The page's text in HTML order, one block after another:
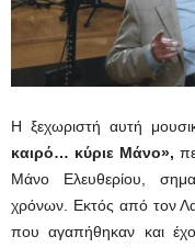
Η ξεχωριστή αυτή
καιρό… κύριε Μάνο»,
Μάνο Ελευθερίου,
χρόνων. Εκτός από τον
που αγαπήθηκαν και